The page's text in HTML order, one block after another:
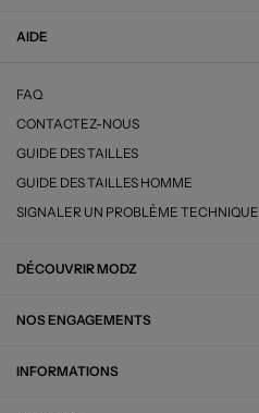
AIDE
FAQ
CONTACTEZ-NOUS
GUIDE DES TAILLES
GUIDE DES TAILLES HOMME
SIGNALER UN PROBLÈME TECHNIQUE
DÉCOUVRIR MODZ
NOS ENGAGEMENTS
INFORMATIONS